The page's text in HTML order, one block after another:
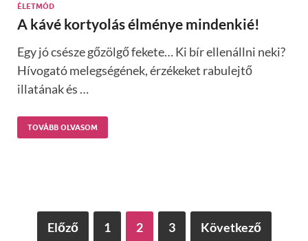
ÉLETMÓD
A kávé kortyolás élménye mindenkié!
Egy jó csésze gőzölgő fekete… Ki bír ellenállni neki?
Hívogató melegségének, érzékeket rabulejtő
illatának és …
TOVÁBB OLVASOM
Előző 1 2 3 Következő